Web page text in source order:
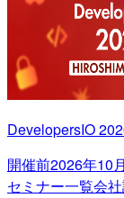
DevelopersIO
開催前2026年10
セミナー一覧会